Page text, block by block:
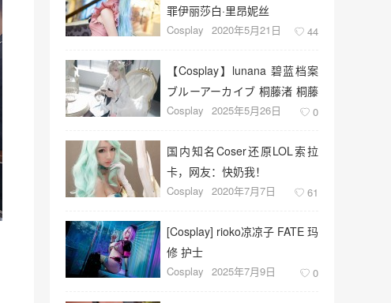
罪伊丽莎白·里昂妮丝
Cosplay 2020年5月21日 44
【Cosplay】lunana 碧蓝档案
ブルーアーカイブ 桐藤渚 桐藤
ナギサ
Cosplay 2025年5月26日 0
国内知名Coser还原LOL索拉
卡，网友：快奶我！
Cosplay 2020年7月7日 61
​[Cosplay] rioko凉凉子 FATE 玛
修 护士
Cosplay 2025年7月9日 0